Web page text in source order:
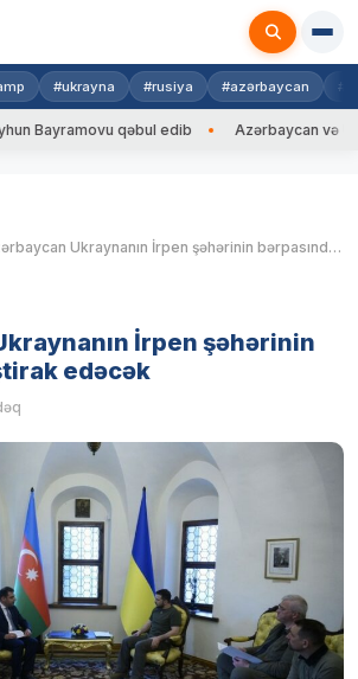
#ukrayna #rusiya #azərbaycan
qəbul edib Azərbaycan və
Azərbaycan Ukraynanın İrpen şəhərinin bərpasında iştirak edəcək
İrpen şəhərinin
edəcək